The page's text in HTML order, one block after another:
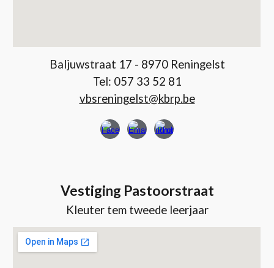
Baljuwstraat 17 - 8970 Reningelst
Tel: 057 33 52 81
vbsreningelst@kbrp.be
Vestiging Pastoorstraat
Kleuter tem tweede leerjaar